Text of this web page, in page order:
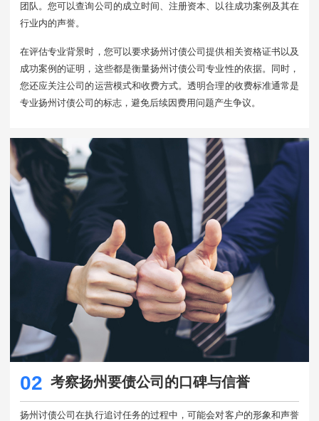
团队。您可以查询公司的成立时间、注册资本、以往成功案例及其在
行业内的声誉。
在评估专业背景时，您可以要求扬州讨债公司提供相关资格证书以及
成功案例的证明，这些都是衡量扬州讨债公司专业性的依据。同时，
您还应关注公司的运营模式和收费方式。透明合理的收费标准通常是
专业扬州讨债公司的标志，避免后续因费用问题产生争议。
02 考察扬州要债公司的口碑与信誉
扬州讨债公司在执行追讨任务的过程中，可能会对客户的形象和声誉